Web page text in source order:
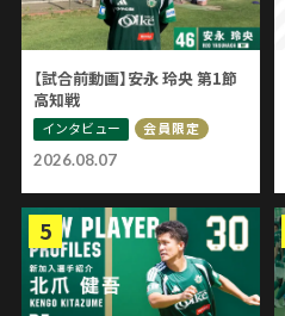
2026.08.07
【試合前動画】安永 玲央 第1節
高知戦
インタビュー 会員限定